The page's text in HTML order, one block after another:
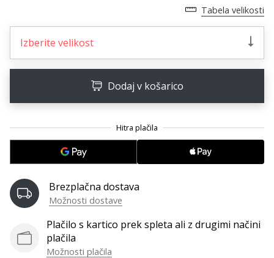
svojo
spletno
stran,
stran
ali
forum?
Začnite
služiti.
Pridružite
našemu…
Tabela velikosti
Izberite velikost
Dodaj v košarico
Brezplačna dostava
Možnosti dostave
Plačilo s kartico prek spleta ali z drugimi načini
plačila
Možnosti plačila